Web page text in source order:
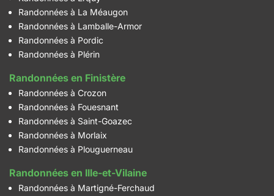
Randonnées à La Méaugon
Randonnées à Lamballe-Armor
Randonnées à Pordic
Randonnées à Plérin
Randonnées en Finistère
Randonnées à Crozon
Randonnées à Fouesnant
Randonnées à Saint-Goazec
Randonnées à Morlaix
Randonnées à Plouguerneau
Randonnées en Ille-et-Vilaine
Randonnées à Martigné-Ferchaud